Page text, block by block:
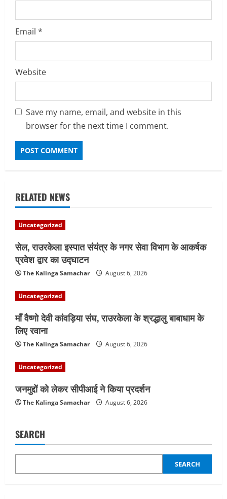
Email *
Website
Save my name, email, and website in this
browser for the next time I comment.
RELATED NEWS
Uncategorized
सेल, राउरकेला इस्पात संयंत्र के नगर सेवा विभाग के आकर्षक
प्रवेश द्वार का उद्घाटन
The Kalinga Samachar August 6, 2026
Uncategorized
माँ वैष्णो देवी कांवड़िया संघ, राउरकेला के श्रद्धालु बाबाधाम के
लिए रवाना
The Kalinga Samachar August 6, 2026
Uncategorized
जनमुद्दों को लेकर सीपीआई ने किया प्रदर्शन
The Kalinga Samachar August 6, 2026
SEARCH
SEARCH